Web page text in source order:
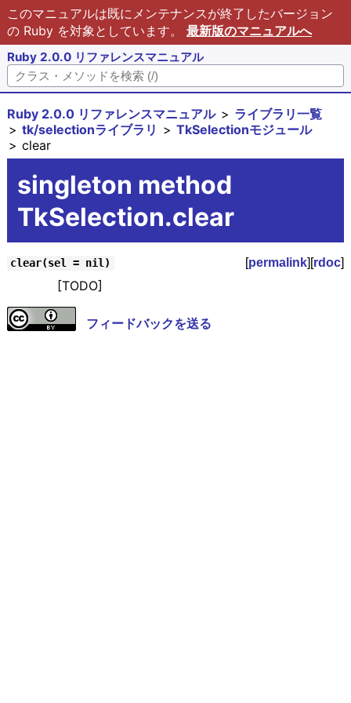
このマニュアルは既にメンテナンスが終了したバージョン
の Ruby を対象としています。 最新版のマニュアルへ
Ruby 2.0.0 リファレンスマニュアル
Ruby 2.0.0 リファレンスマニュアル
ライブラリ一覧
tk/selectionライブラリ
TkSelectionモジュール
clear
singleton method
TkSelection.clear
clear(sel = nil) [permalink][rdoc]
[TODO]
フィードバックを送る